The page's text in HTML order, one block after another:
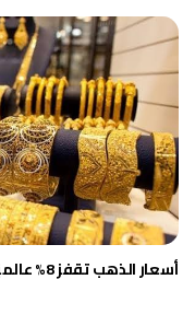
أسعار الذهب تقفز 8% عالميًا وتتراجع طفيفًا بالسوق المصرية